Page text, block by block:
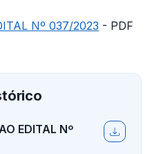
Nº 037/2023 - PDF
EDITAL Nº